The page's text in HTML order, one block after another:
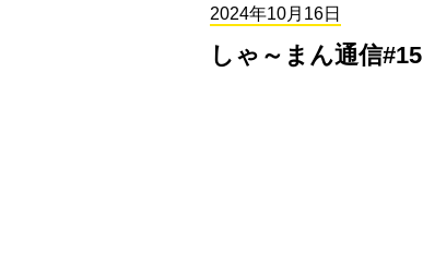
2024年10月16日
しゃ～まん通信#15